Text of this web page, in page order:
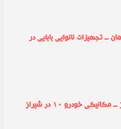
- تجهیزات نانوایی بابایی در
خودرو ۱۰ در شیراز